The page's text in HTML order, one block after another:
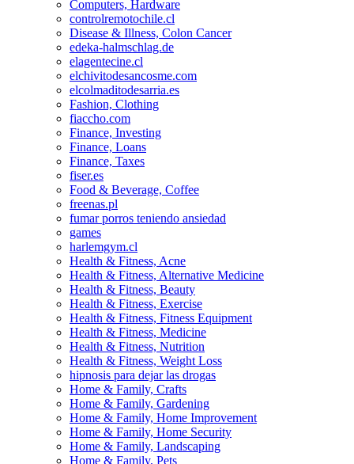
Computers, Hardware
controlremotochile.cl
Disease & Illness, Colon Cancer
edeka-halmschlag.de
elagentecine.cl
elchivitodesancosme.com
elcolmaditodesarria.es
Fashion, Clothing
fiaccho.com
Finance, Investing
Finance, Loans
Finance, Taxes
fiser.es
Food & Beverage, Coffee
freenas.pl
fumar porros teniendo ansiedad
games
harlemgym.cl
Health & Fitness, Acne
Health & Fitness, Alternative Medicine
Health & Fitness, Beauty
Health & Fitness, Exercise
Health & Fitness, Fitness Equipment
Health & Fitness, Medicine
Health & Fitness, Nutrition
Health & Fitness, Weight Loss
hipnosis para dejar las drogas
Home & Family, Crafts
Home & Family, Gardening
Home & Family, Home Improvement
Home & Family, Home Security
Home & Family, Landscaping
Home & Family, Pets